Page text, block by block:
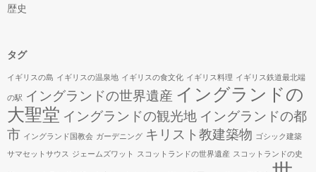
歴史
タグ
イギリスの島 イギリスの温泉地 イギリスの食文化 イギリス料理 イギリス鉄道最北端
の駅 イングランドの世界遺産 イングランドの
大聖堂 イングランドの観光地 イングランドの都
市 イングランド国教会 ガーデニング キリスト教建築物 ゴシック建築
サマセットサウス ジェームズワット スコットランドの世界遺産 スコットランドの史